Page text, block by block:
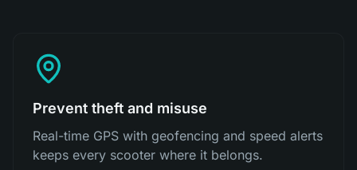
Prevent theft and misuse
Real-time GPS with geofencing and speed alerts
keeps every scooter where it belongs.